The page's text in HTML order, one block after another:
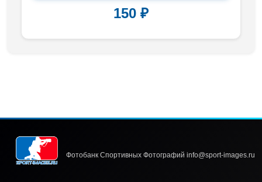
150 ₽
Фотобанк Спортивных Фотографий info@sport-images.ru